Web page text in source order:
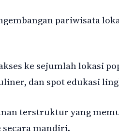
pariwisata
ke sejumlah lokasi
dan spot edukasi
terstruktur yang
mandiri.